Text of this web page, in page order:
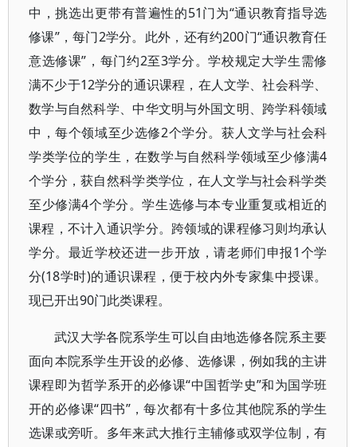
中，挑选出更带有普遍性的51门为“通识教育指导选
修课”，每门2学分。此外，还有约200门“通识教育任
意选修课”，每门约2至3学分。学校规定大学生需修
满不少于12学分的通识课程，在人文学、社会科学、
数学与自然科学、中华文明与外国文明、跨学科领域
中，每个领域至少选修2个学分。获人文学与社会科
学类学位的学生，在数学与自然科学领域至少修满4
个学分，获自然科学类学位，在人文学与社会科学类
至少修满4个学分。学生选修与本专业重复或相近的
课程，不计入通识学分。跨领域的课程修习则均承认
学分。最近学校还进一步开放，请老师们申报1个学
分(18学时)的通识课程，便于校内外专家集中授课。
现已开出90门此类课程。
武汉大学各院系学生可以自由地选修各院系主要
面向本院系学生开设的必修、选修课，例如我的主讲
课程即为哲学系开的必修课“中国哲学史”和为国学班
开的必修课“四书”，每次都有十多位其他院系的学生
选课或旁听。多年来武大推行主辅修或双学位制，有